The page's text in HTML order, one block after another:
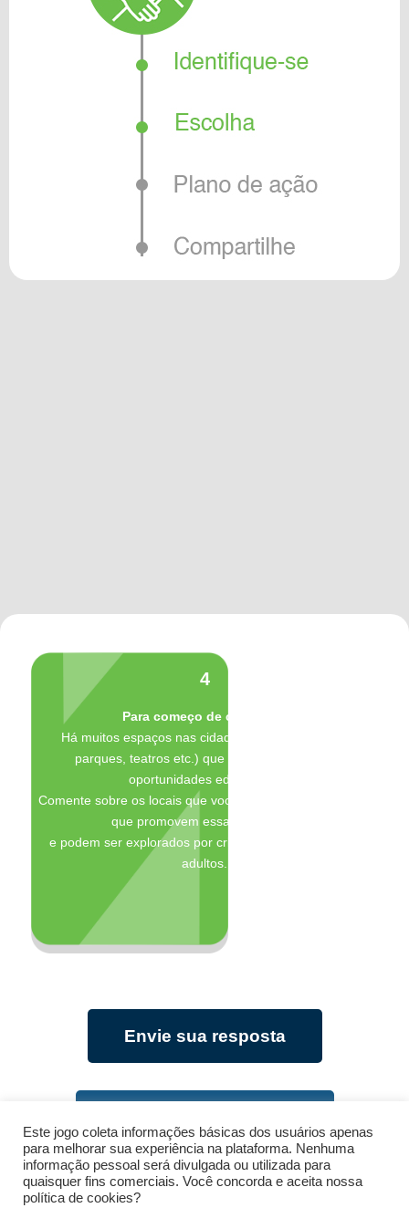
4
Para começo de conversa:
Há muitos espaços nas cidades (museus, praças,
parques, teatros etc.) que oferecem diversas
oportunidades educativas.
Comente sobre os locais que você conhece na localidade
que promovem essas atividades
e podem ser explorados por crianças, adolescentes e
adultos.
Envie sua resposta
Voltar
Este jogo coleta informações básicas dos usuários apenas
para melhorar sua experiência na plataforma. Nenhuma
informação pessoal será divulgada ou utilizada para
quaisquer fins comerciais. Você concorda e aceita nossa
política de cookies?